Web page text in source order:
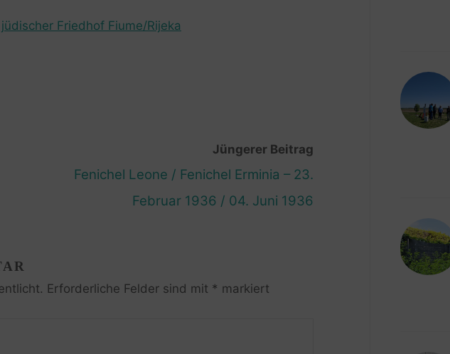
Friedhof Fiume/Rijeka
Jüngerer Beitrag
Fenichel Leone / Fenichel Erminia – 23.
Februar 1936 / 04. Juni 1936
Erforderliche Felder sind mit * markiert